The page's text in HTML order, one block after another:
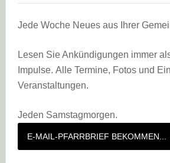
Jede Woche Neues aus Ihrer
Lesen Sie Ankündigungen immer
Impulse. Alle Termine, Fotos und
Veranstaltungen.
Jeden Samstagmorgen.
E-MAIL-PFARRBRIEF BEKOMMEN...